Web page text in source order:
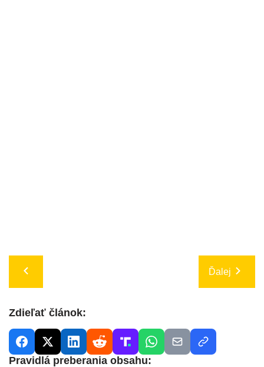
Ďalej
Zdieľať článok:
Pravidlá preberania obsahu: